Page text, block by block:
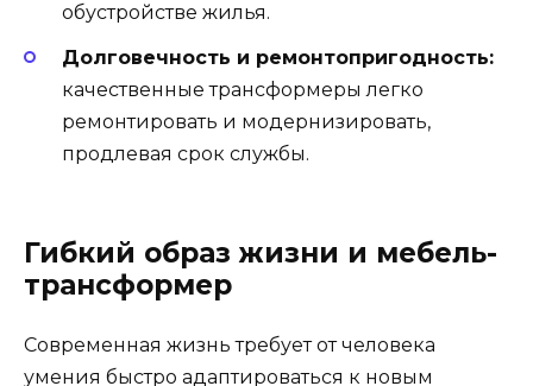
обустройстве жилья.
Долговечность и ремонтопригодность:
качественные трансформеры легко
ремонтировать и модернизировать,
продлевая срок службы.
Гибкий образ жизни и мебель-
трансформер
Современная жизнь требует от человека
умения быстро адаптироваться к новым